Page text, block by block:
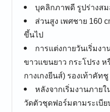
บุคลิกภาพดี รูปร่างส
ส่วนสูง เพศชาย 160
ขึ้นไป
การแต่งกายวันเริ่มง
ขาวแขนยาว กระโปรง ห
กางเกงยีนส์) รองเท้าคัท
หลังจากเริ่มงานภายใ
วัดตัวชุดฟอร์มตามระเบี